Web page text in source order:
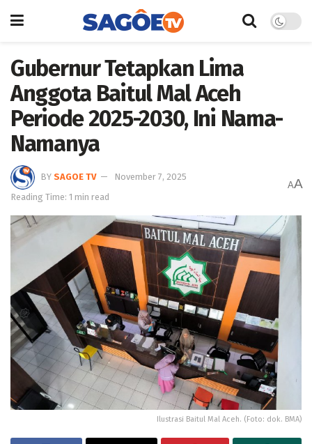
Gubernur Tetapkan Lima
Anggota Baitul Mal Aceh
Periode 2025-2030, Ini Nama-
Namanya
BY SAGOE TV
November 7, 2025
Reading Time: 1 min read
AA
Ilustrasi Baitul Mal Aceh. (Foto: dok. BMA)